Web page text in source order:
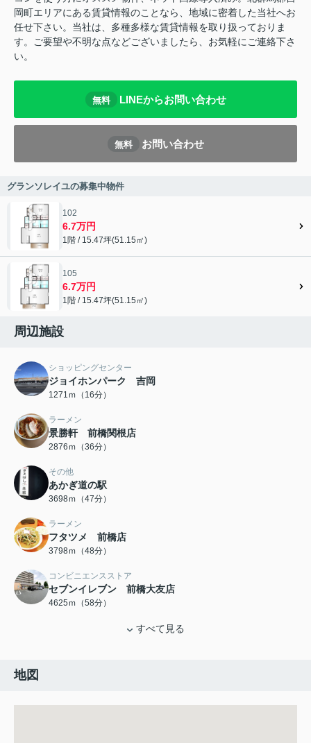
岡町エリアにある賃貸情報のことなら、地域に密着した当社へお
任せ下さい。当社は、多種多様な賃貸情報を取り扱っておりま
す。ご要望や不明な点などございましたら、お気軽にご連絡下さ
い。
無料 LINEからお問い合わせ
無料 お問い合わせ
グランソレイユの募集中物件
102
6.7万円
1階 / 15.47坪(51.15㎡)
105
6.7万円
1階 / 15.47坪(51.15㎡)
周辺施設
ショッピングセンター
ジョイホンパーク 吉岡
1271ｍ（16分）
ラーメン
景勝軒 前橋関根店
2876ｍ（36分）
その他
あかぎ道の駅
3698ｍ（47分）
ラーメン
フタツメ 前橋店
3798ｍ（48分）
コンビニエンスストア
セブンイレブン 前橋大友店
4625ｍ（58分）
すべて見る
地図